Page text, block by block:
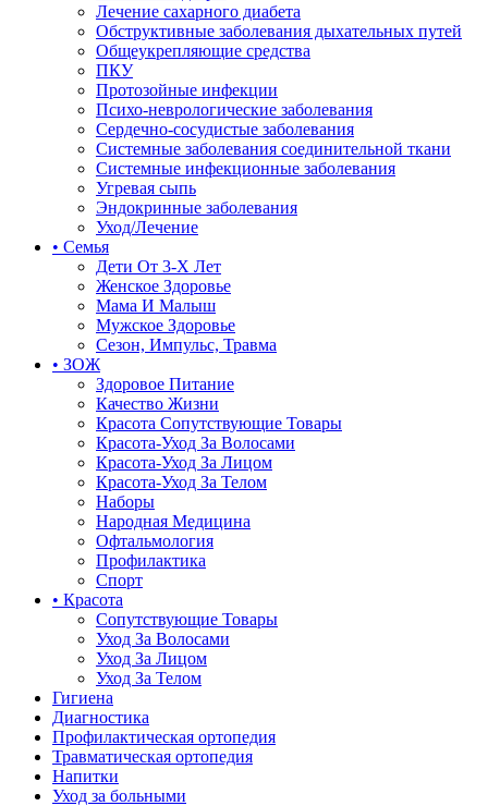
Лечение сахарного диабета
Обструктивные заболевания дыхательных путей
Общеукрепляющие средства
ПКУ
Протозойные инфекции
Психо-неврологические заболевания
Сердечно-сосудистые заболевания
Системные заболевания соединительной ткани
Системные инфекционные заболевания
Угревая сыпь
Эндокринные заболевания
Уход/Лечение
• Семья
Дети От 3-Х Лет
Женское Здоровье
Мама И Малыш
Мужское Здоровье
Сезон, Импульс, Травма
• ЗОЖ
Здоровое Питание
Качество Жизни
Красота Сопутствующие Товары
Красота-Уход За Волосами
Красота-Уход За Лицом
Красота-Уход За Телом
Наборы
Народная Медицина
Офтальмология
Профилактика
Спорт
• Красота
Сопутствующие Товары
Уход За Волосами
Уход За Лицом
Уход За Телом
Гигиена
Диагностика
Профилактическая ортопедия
Травматическая ортопедия
Напитки
Уход за больными